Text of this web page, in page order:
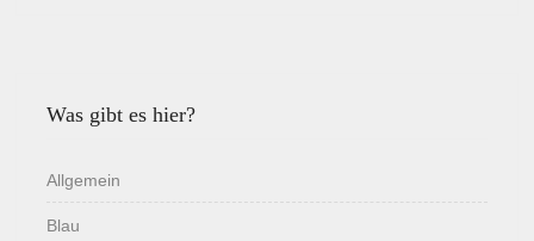
Was gibt es hier?
Allgemein
Blau